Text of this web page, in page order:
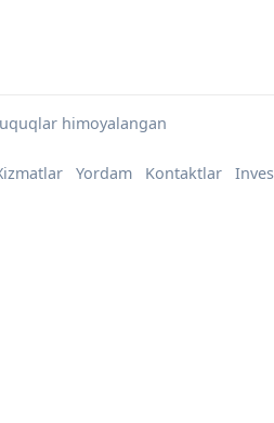
himoyalangan
Yordam Kontaktlar